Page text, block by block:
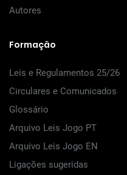
Autores
Formação
Leis e Regulamentos 25/26
Circulares e Comunicados
Glossário
Arquivo Leis Jogo PT
Arquivo Leis Jogo EN
Ligações sugeridas